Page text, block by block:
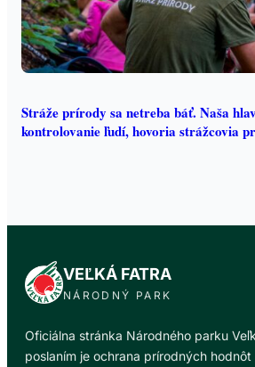
Stráže prírody sa netreba báť. Naša
kontrolovanie ľudí, hovoria strážcovia
VEĽKÁ FATRA
NÁRODNÝ PARK
Oficiálna stránka Národného parku
poslaním je ochrana prírodných